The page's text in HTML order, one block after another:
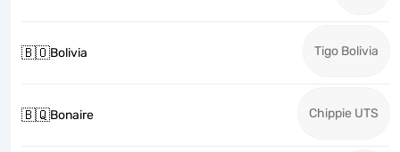
🇧🇴Bolivia Tigo Bolivia
🇧🇶Bonaire Chippie UTS